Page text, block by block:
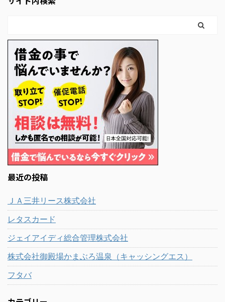
最近の投稿
ＪＡ三井リース株式会社
レタスカード
ジェイアイディ総合管理株式会社
株式会社御殿場かまぶろ温泉（キャッシングエス）
フタバ